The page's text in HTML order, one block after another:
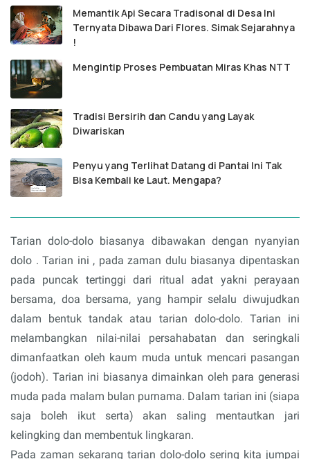
Memantik Api Secara Tradisonal di Desa Ini
Ternyata Dibawa Dari Flores. Simak Sejarahnya
!
Mengintip Proses Pembuatan Miras Khas NTT
Tradisi Bersirih dan Candu yang Layak
Diwariskan
Penyu yang Terlihat Datang di Pantai Ini Tak
Bisa Kembali ke Laut. Mengapa?
Tarian dolo-dolo biasanya dibawakan dengan nyanyian
dolo . Tarian ini , pada zaman dulu biasanya dipentaskan
pada puncak tertinggi dari ritual adat yakni perayaan
bersama, doa bersama, yang hampir selalu diwujudkan
dalam bentuk tandak atau tarian dolo-dolo. Tarian ini
melambangkan nilai-nilai persahabatan dan seringkali
dimanfaatkan oleh kaum muda untuk mencari pasangan
(jodoh). Tarian ini biasanya dimainkan oleh para generasi
muda pada malam bulan purnama. Dalam tarian ini (siapa
saja boleh ikut serta) akan saling mentautkan jari
kelingking dan membentuk lingkaran.
Pada zaman sekarang tarian dolo-dolo sering kita jumpai